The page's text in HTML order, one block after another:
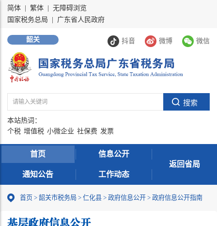
简体 繁体
无障碍浏览
国家税务总局
广东省人民政府
抖音 微博 微信
韶关
本站热词：
个税 增值税 小微企业 社保费 发票
首页 信息公开
通知公告 工作动态
返回省局
首页 > 韶关市税务局 > 仁化县 > 政府信息公开 > 政府信息公开指南